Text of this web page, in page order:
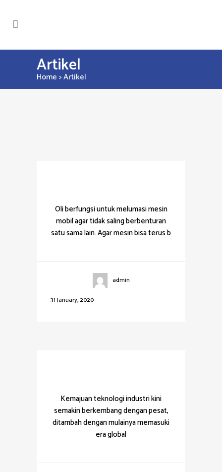
Artikel
Home>Artikel
Oli berfungsi untuk melumasi mesin
mobil agar tidak saling berbenturan
satu sama lain. Agar mesin bisa terus b
admin
31 January, 2020
Kemajuan teknologi industri kini
semakin berkembang dengan pesat,
ditambah dengan mulainya memasuki
era global